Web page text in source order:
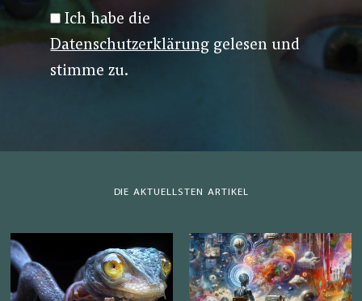
Ich habe die
Datenschutzerklärung gelesen und
stimme zu.
DIE AKTUELLSTEN ARTIKEL